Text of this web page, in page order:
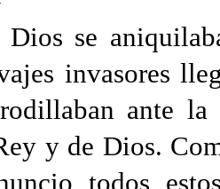
se
invasores
ante
y de Dios.
todos